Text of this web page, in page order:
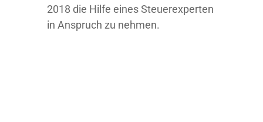
2018 die Hilfe eines Steuerexperten
in Anspruch zu nehmen.